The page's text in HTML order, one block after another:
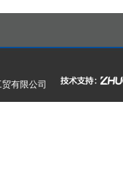
贸有限公司